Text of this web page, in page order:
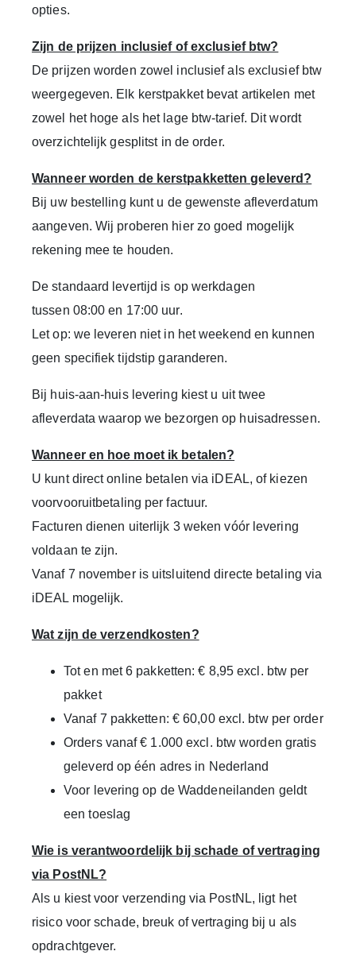
opties.
Zijn de prijzen inclusief of exclusief btw?
De prijzen worden zowel inclusief als exclusief btw
weergegeven. Elk kerstpakket bevat artikelen met
zowel het hoge als het lage btw-tarief. Dit wordt
overzichtelijk gesplitst in de order.
Wanneer worden de kerstpakketten geleverd?
Bij uw bestelling kunt u de gewenste afleverdatum
aangeven. Wij proberen hier zo goed mogelijk
rekening mee te houden.
De standaard levertijd is op werkdagen
tussen 08:00 en 17:00 uur.
Let op: we leveren niet in het weekend en kunnen
geen specifiek tijdstip garanderen.
Bij huis-aan-huis levering kiest u uit twee
afleverdata waarop we bezorgen op huisadressen.
Wanneer en hoe moet ik betalen?
U kunt direct online betalen via iDEAL, of kiezen
voorvooruitbetaling per factuur.
Facturen dienen uiterlijk 3 weken vóór levering
voldaan te zijn.
Vanaf 7 novemberis uitsluitend directe betaling via
iDEAL mogelijk.
Wat zijn de verzendkosten?
Tot en met 6 pakketten: € 8,95 excl. btw per
pakket
Vanaf 7 pakketten: € 60,00 excl. btw per order
Orders vanaf € 1.000 excl. btw worden gratis
geleverd op één adres in Nederland
Voor levering op de Waddeneilanden geldt
een toeslag
Wie is verantwoordelijk bij schade of vertraging
via PostNL?
Als u kiest voor verzending via PostNL, ligt het
risico voor schade, breuk of vertraging bij u als
opdrachtgever.